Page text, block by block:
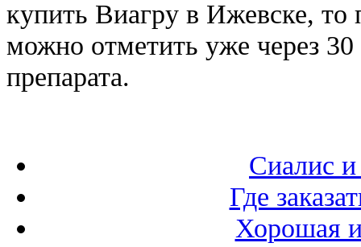
купить Виагру в Ижевске, то
можно отметить уже через
препарата.
Сиалис и
Где
Хорошая и